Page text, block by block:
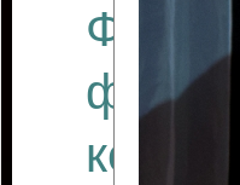
Финал